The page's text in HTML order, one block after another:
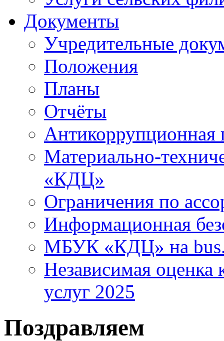
Документы
Учредительные
Положения
Планы
Отчёты
Антикоррупционная
Материально-
«КДЦ»
Ограничения по
Информационная
МБУК «КДЦ» на
Независимая оценка
услуг 2025
Поздравляем